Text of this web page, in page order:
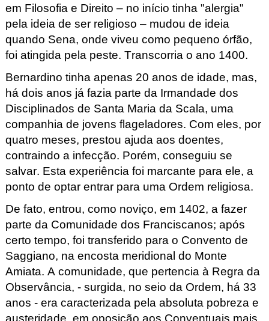
em Filosofia e Direito – no início tinha "alergia"
pela ideia de ser religioso – mudou de ideia
quando Sena, onde viveu como pequeno órfão,
foi atingida pela peste. Transcorria o ano 1400.
Bernardino tinha apenas 20 anos de idade, mas,
há dois anos já fazia parte da Irmandade dos
Disciplinados de Santa Maria da Scala, uma
companhia de jovens flageladores. Com eles, por
quatro meses, prestou ajuda aos doentes,
contraindo a infecção. Porém, conseguiu se
salvar. Esta experiência foi marcante para ele, a
ponto de optarentrar para uma Ordem religiosa.
De fato, entrou, como noviço, em 1402, a fazer
parte da Comunidade dos Franciscanos; após
certo tempo, foi transferido para o Convento de
Saggiano, na encosta meridional do Monte
Amiata. A comunidade, que pertencia à Regra da
Observância, - surgida, no seio da Ordem, há 33
anos - era caracterizada pela absoluta pobreza e
austeridade, em oposição aos Conventuais mais